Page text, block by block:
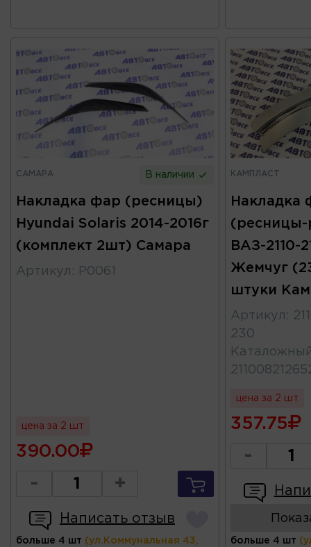
САМАРА В наличии
Накладка фар (ресницы)
Hyundai Solaris 2014-2016г
(комплект 2шт) Самара
Артикул : Р0061
цена за 2 шт
390.00
- +
Написать отзыв
больше 4 шт (ул.Коммунальная 43,
КАМПЛАСТ
Накладка
(ресницы-
ВАЗ-2110-
Жемчуг
штуки
Артикул :
230
цена за 2 шт
357.75
-
больше 4 шт